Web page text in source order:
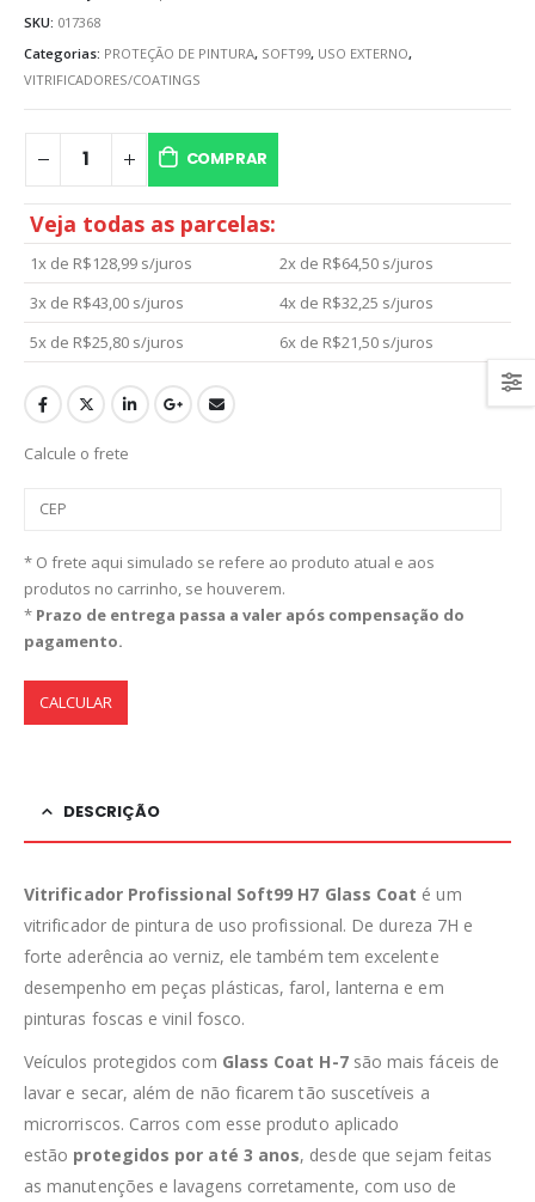
SKU: 017368
Categorias: PROTEÇÃO DE PINTURA, SOFT99, USO EXTERNO,
VITRIFICADORES/COATINGS
COMPRAR
Veja todas as parcelas:
1x de R$128,99 s/juros 2x de R$64,50 s/juros
3x de R$43,00 s/juros 4x de R$32,25 s/juros
5x de R$25,80 s/juros 6x de R$21,50 s/juros
Calcule o frete
* O frete aqui simulado se refere ao produto atual e aos
produtos no carrinho, se houverem.
* Prazo de entrega passa a valer após compensação do
pagamento.
CALCULAR
DESCRIÇÃO
Vitrificador Profissional Soft99 H7 Glass Coat é um
vitrificador de pintura de uso profissional. De dureza 7H e
forte aderência ao verniz, ele também tem excelente
desempenho em peças plásticas, farol, lanterna e em
pinturas foscas e vinil fosco.
Veículos protegidos com Glass Coat H-7são mais fáceis de
lavar e secar, além de não ficarem tão suscetíveis a
microrriscos. Carros com esse produto aplicado
estão protegidos por até 3 anos, desde que sejam feitas
as manutenções e lavagens corretamente, com uso de